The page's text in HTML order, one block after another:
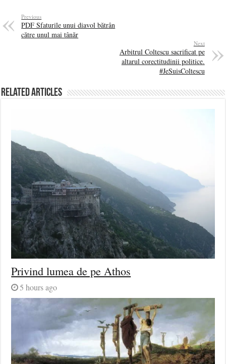
Previous
PDF Sfaturile unui diavol bătrân
către unul mai tânăr
Next
Arbitrul Coltescu sacrificat pe
altarul corectitudinii politice.
#JeSuisColtescu
Related Articles
Privind lumea de pe Athos
5 hours ago